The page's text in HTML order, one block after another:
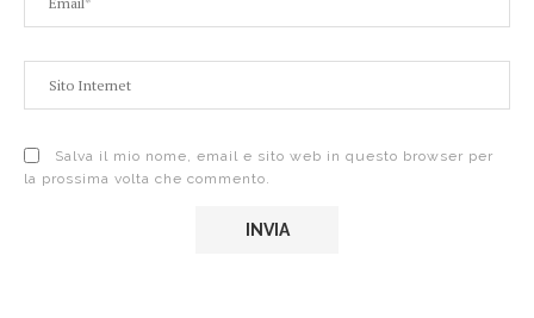
Salva il mio nome, email e sito web in questo browser per
la prossima volta che commento.